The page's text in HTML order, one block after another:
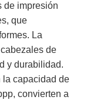
de impresión
que
La
de
y durabilidad.
la capacidad de
convierten a